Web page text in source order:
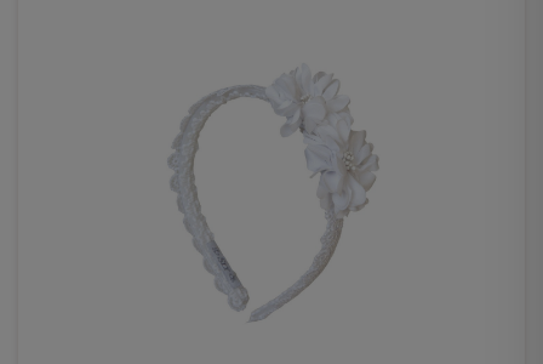
DO KOSZYKA